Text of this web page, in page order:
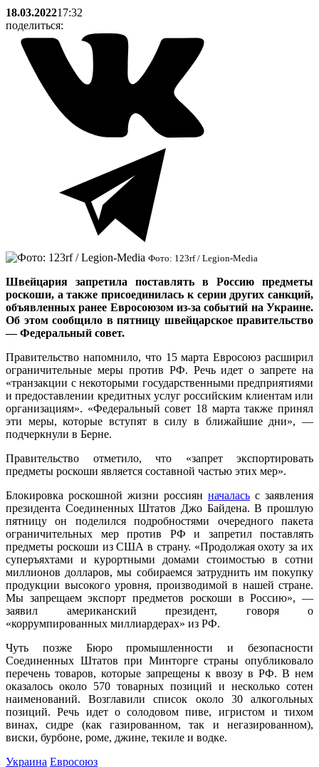
18.03.202217:32
поделиться:
Фото: 123rf / Legion-Media
Швейцария запретила поставлять в Россию предметы
роскоши, а также присоединилась к серии других санкций,
объявленных ранее Евросоюзом из-за событий на Украине.
Об этом сообщило в пятницу швейцарское правительство
— Федеральный совет.
Правительство напомнило, что 15 марта Евросоюз расширил
ограничительные меры против РФ. Речь идет о запрете на
«транзакции с некоторыми государственными предприятиями
и предоставлении кредитных услуг российским клиентам или
организациям». «Федеральный совет 18 марта также принял
эти меры, которые вступят в силу в ближайшие дни», —
подчеркнули в Берне.
Правительство отметило, что «запрет экспортировать
предметы роскоши является составной частью этих мер».
Блокировка роскошной жизни россиян началась с заявления
президента Соединенных Штатов Джо Байдена. В прошлую
пятницу он поделился подробностями очередного пакета
ограничительных мер против РФ и запретил поставлять
предметы роскоши из США в страну. «Продолжая охоту за их
суперъяхтами и курортными домами стоимостью в сотни
миллионов долларов, мы собираемся затруднить им покупку
продукции высокого уровня, производимой в нашей стране.
Мы запрещаем экспорт предметов роскоши в Россию», —
заявил американский президент, говоря о
«коррумпированных миллиардерах» из РФ.
Чуть позже Бюро промышленности и безопасности
Соединенных Штатов при Минторге страны опубликовало
перечень товаров, которые запрещены к ввозу в РФ. В нем
оказалось около 570 товарных позиций и несколько сотен
наименований. Возглавили список около 30 алкогольных
позиций. Речь идет о солодовом пиве, игристом и тихом
винах, сидре (как газированном, так и негазированном),
виски, бурбоне, роме, джине, текиле и водке.
Украина Евросоюз